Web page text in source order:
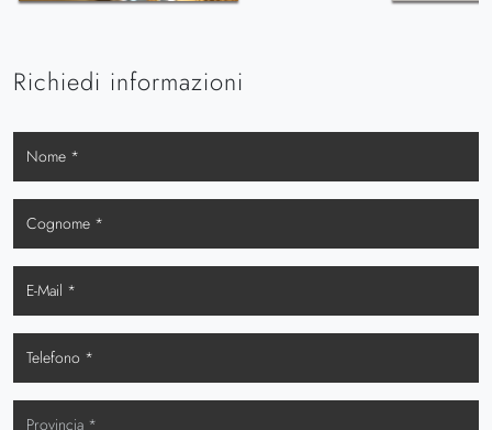
Richiedi informazioni